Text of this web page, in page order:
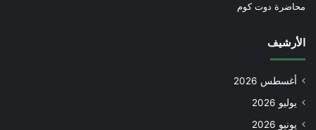
محاضرة دوت كوم
الأرشيف
أغسطس 2026
يوليو 2026
يونيو 2026